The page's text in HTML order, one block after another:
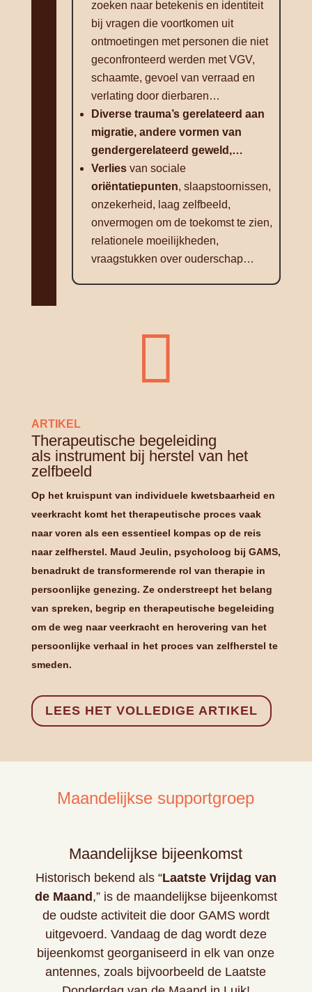
zoeken naar betekenis en identiteit
bij vragen die voortkomen uit
ontmoetingen met personen die niet
geconfronteerd werden met VGV,
schaamte, gevoel van verraad en
verlating door dierbaren…
Diverse trauma’s gerelateerd aan
migratie, andere vormen van
gendergerelateerd geweld,…
Verliesvan sociale
oriëntatiepunten, slaapstoornissen,
onzekerheid, laag zelfbeeld,
onvermogen om de toekomst te zien,
relationele moeilijkheden,
vraagstukken over ouderschap…

ARTIKEL
Therapeutische begeleiding
als instrument bij herstel van het
zelfbeeld
Op het kruispunt van individuele kwetsbaarheid en
veerkracht komt het therapeutische proces vaak
naar voren als een essentieel kompas op de reis
naar zelfherstel. Maud Jeulin, psycholoog bij GAMS,
benadrukt de transformerende rol van therapie in
persoonlijke genezing. Ze onderstreept het belang
van spreken, begrip en therapeutische begeleiding
om de weg naar veerkracht en herovering van het
persoonlijke verhaal in het proces van zelfherstel te
smeden.
LEES HET VOLLEDIGE ARTIKEL
Maandelijkse supportgroep
Maandelijkse bijeenkomst
Historisch bekend als “Laatste Vrijdag van
de Maand,” is de maandelijkse bijeenkomst
de oudste activiteit die door GAMS wordt
uitgevoerd. Vandaag de dag wordt deze
bijeenkomst georganiseerd in elk van onze
antennes, zoals bijvoorbeeld de Laatste